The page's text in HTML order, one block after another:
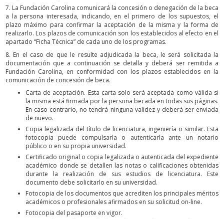
7. La Fundación Carolina comunicará la concesión o denegación de la beca
a la persona interesada, indicando, en el primero de los supuestos, el
plazo máximo para confirmar la aceptación de la misma y la forma de
realizarlo. Los plazos de comunicación son los establecidos al efecto en el
apartado “Ficha Técnica” de cada uno de los programas.
8. En el caso de que le resulte adjudicada la beca, le será solicitada la
documentación que a continuación se detalla y deberá ser remitida a
Fundación Carolina, en conformidad con los plazos establecidos en la
comunicación de concesión de beca.
Carta de aceptación. Esta carta solo será aceptada como válida si
la misma está firmada por la persona becada en todas sus páginas.
En caso contrario, no tendrá ninguna validez y deberá ser enviada
de nuevo.
Copia legalizada del título de licenciatura, ingeniería o similar. Esta
fotocopia puede compulsarla o autenticarla ante un notario
público o en su propia universidad.
Certificado original o copia legalizada o autenticada del expediente
académico donde se detallen las notas o calificaciones obtenidas
durante la realización de sus estudios de licenciatura. Este
documento debe solicitarlo en su universidad.
Fotocopia de los documentos que acrediten los principales méritos
académicos o profesionales afirmados en su solicitud on-line.
Fotocopia del pasaporte en vigor.